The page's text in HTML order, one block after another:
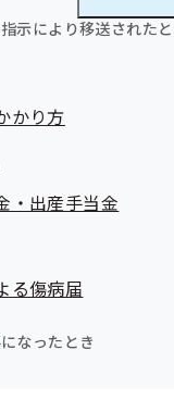
示により移送された
かり方
・出産手当金
る傷病届
なったとき
ュ
健指導のご案内
皆さまへ
いて
システムによる保険
間ドック健診のご案
ださい！
て
器病予防セミナーのご
リングレポート(岐阜
にご協力いただいていま
ご案内
出のご案内
診を受けましょう
入告知書同封リーフレッ
皆さまの取組で保険料
ナ保険証で
LINEについて
内
によろしく」×ジェ
活動や功績等に